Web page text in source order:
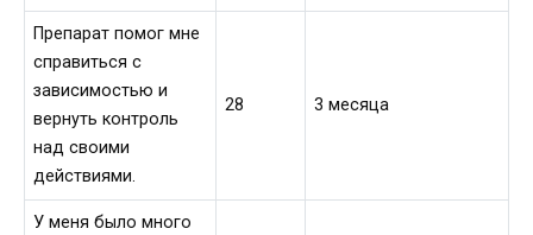
Препарат помог мне
справиться с
зависимостью и
вернуть контроль
над своими
действиями.
28 3 месяца
У меня было много